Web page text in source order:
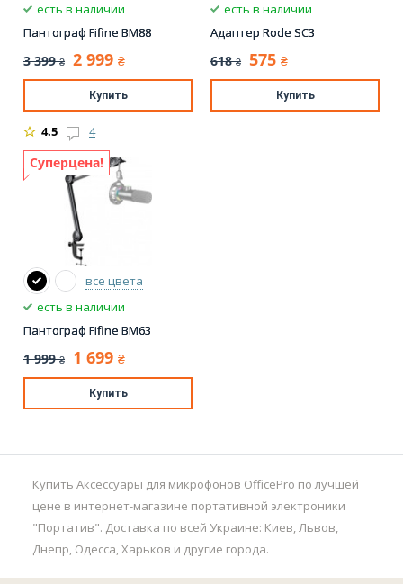
есть в наличии
Пантограф Fifine BM88
3 399 ₴ 2 999 ₴
Купить
4.5 4
есть в наличии
Адаптер Rode SC3
618 ₴ 575 ₴
Купить
Суперцена!
все цвета
есть в наличии
Пантограф Fifine BM63
1 999 ₴ 1 699 ₴
Купить
Купить Аксессуары для микрофонов OfficePro по лучшей
цене в интернет-магазине портативной электроники
"Портатив". Доставка по всей Украине: Киев, Львов,
Днепр, Одесса, Харьков и другие города.